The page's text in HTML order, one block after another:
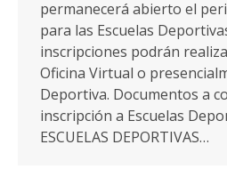
permanecerá abierto el
para las Escuelas
inscripciones podrán
Oficina Virtual o
Deportiva. Documentos a
inscripción a Escuelas
ESCUELAS DEPORTIVAS…